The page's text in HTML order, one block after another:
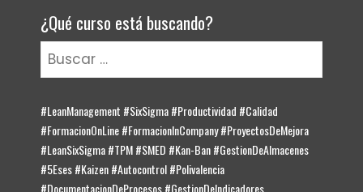
¿Qué curso está buscando?
Buscar:
#LeanManagement #SixSigma #Productividad #Calidad
#FormacionOnLine #FormacionInCompany #ProyectosDeMejora
#LeanSixSigma #TPM #SMED #Kan-Ban #GestionDeAlmacenes
#5Eses #Kaizen #Autocontrol #Polivalencia
#DocumentacionDeProcesos #GestionDeIndicadores